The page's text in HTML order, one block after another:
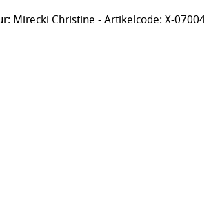
Mirecki Christine - Artikelcode: X-07004